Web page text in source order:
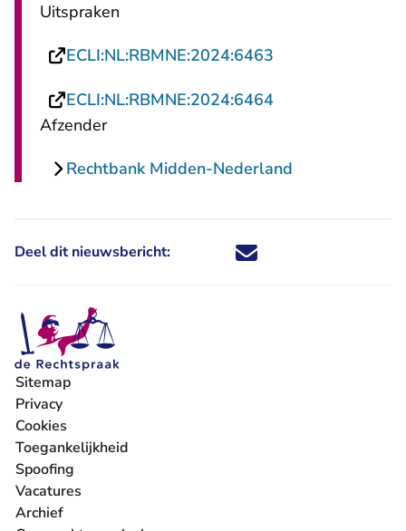
Uitspraken
ECLI:NL:RBMNE:2024:6463
ECLI:NL:RBMNE:2024:6464- U verlaat
Afzender
Rechtbank Midden-Nederland
Deel dit nieuwsbericht: Deel dit nieuwsbericht via X -
Deel dit nieuwsbericht via
Deel dit nieuwsbericht
Deel dit
Sitemap
Privacy
Cookies
Toegankelijkheid
Spoofing
Vacatures
- U verlaat Rechtspraak.nl
Archief